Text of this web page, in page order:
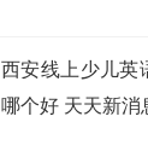
西安线上少儿英
哪个好 天天新消